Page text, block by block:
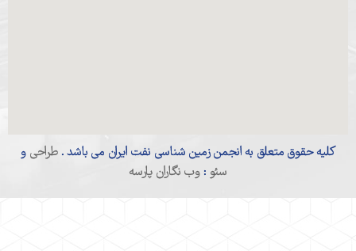
کلیه حقوق متعلق به انجمن زمین شناسی نفت ایران می باشد .طراحی و
سئو : وب نگاران پارسه